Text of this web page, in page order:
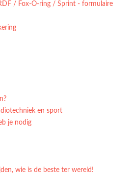
/ Fox-O-ring / Sprint - formulaire
en sport
je nodig
wie is de beste ter wereld!